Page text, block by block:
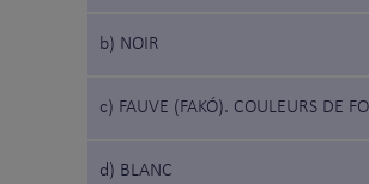
b) NOIR
c) FAUVE (FAKÓ). COULEURS DE
d) BLANC